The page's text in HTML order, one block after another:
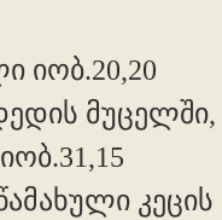
იობ.20,20
მუცელში,
კეცის